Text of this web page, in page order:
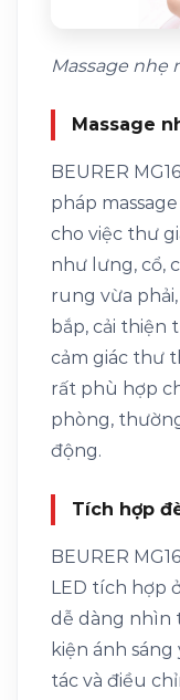
Massage nhẹ
Massage
BEURER
pháp
cho việc thư
như lưng, cổ,
rung vừa
bắp, cải thiện
cảm giác thư
rất phù hợp
phòng,
động.
Tích hợp
BEURER
LED tích hợp
dễ dàng nhìn
kiện ánh
tác và điều